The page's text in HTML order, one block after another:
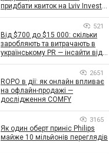
придбати квиток на Lviv Invest
521
Від $700 до $15 000: скільки
заробляють та витрачають в
українському PR — інсайти від
2651
ROPO в дії: як онлайн впливає
на офлайн-продажі —
дослідження COMFY
3165
Як один оберт приніс Philips
майже 10 мільйонів переглядів